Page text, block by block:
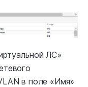
ЛС»
в поле «Имя»